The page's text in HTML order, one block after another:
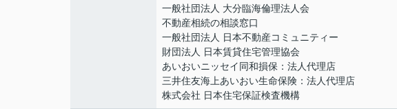
一般社団法人 大分臨海倫理法人会
不動産相続の相談窓口
一般社団法人 日本不動産コミュニティー
財団法人 日本賃貸住宅管理協会
あいおいニッセイ同和損保：法人代理店
三井住友海上あいおい生命保険：法人代理店
株式会社 日本住宅保証検査機構